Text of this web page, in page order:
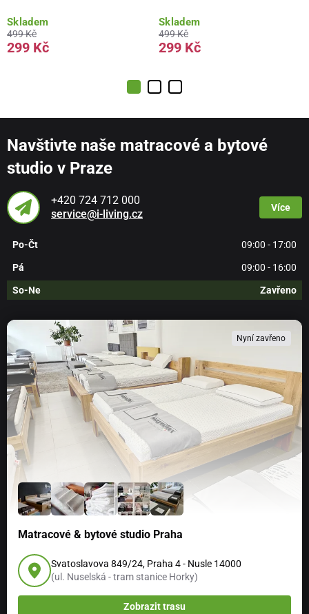
Skladem
499 Kč
299 Kč
Skladem
499 Kč
299 Kč
Navštivte naše matracové a bytové
studio v Praze
+420 724 712 000
service@i-living.cz
Více
Po-Čt 09:00 - 17:00
Pá 09:00 - 16:00
So-Ne Zavřeno
Nyní zavřeno
Matracové & bytové studio Praha
Svatoslavova 849/24, Praha 4 - Nusle 14000
(ul. Nuselská - tram stanice Horky)
Zobrazit trasu